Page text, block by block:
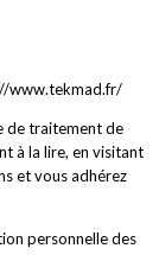
www.tekmad.fr/
de traitement de
à la lire, en visitant
et vous adhérez
personnelle des